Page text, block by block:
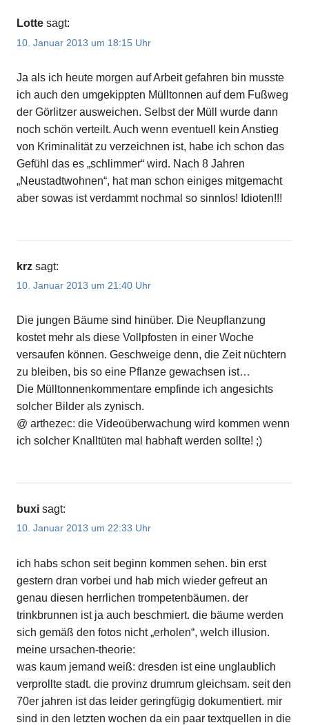
Lotte sagt:
10. Januar 2013 um 18:15 Uhr
Ja als ich heute morgen auf Arbeit gefahren bin musste
ich auch den umgekippten Mülltonnen auf dem Fußweg
der Görlitzer ausweichen. Selbst der Müll wurde dann
noch schön verteilt. Auch wenn eventuell kein Anstieg
von Kriminalität zu verzeichnen ist, habe ich schon das
Gefühl das es „schlimmer“ wird. Nach 8 Jahren
„Neustadtwohnen“, hat man schon einiges mitgemacht
aber sowas ist verdammt nochmal so sinnlos! Idioten!!!
krz sagt:
10. Januar 2013 um 21:40 Uhr
Die jungen Bäume sind hinüber. Die Neupflanzung
kostet mehr als diese Vollpfosten in einer Woche
versaufen können. Geschweige denn, die Zeit nüchtern
zu bleiben, bis so eine Pflanze gewachsen ist…
Die Mülltonnenkommentare empfinde ich angesichts
solcher Bilder als zynisch.
@ arthezec: die Videoüberwachung wird kommen wenn
ich solcher Knalltüten mal habhaft werden sollte! ;)
buxi sagt:
10. Januar 2013 um 22:33 Uhr
ich habs schon seit beginn kommen sehen. bin erst
gestern dran vorbei und hab mich wieder gefreut an
genau diesen herrlichen trompetenbäumen. der
trinkbrunnen ist ja auch beschmiert. die bäume werden
sich gemäß den fotos nicht „erholen“, welch illusion.
meine ursachen-theorie:
was kaum jemand weiß: dresden ist eine unglaublich
verprollte stadt. die provinz drumrum gleichsam. seit den
70er jahren ist das leider geringfügig dokumentiert. mir
sind in den letzten wochen da ein paar textquellen in die